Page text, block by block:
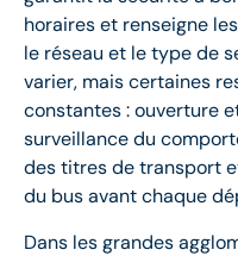
horaires et renseigne
le réseau et le type de
varier, mais certaines
constantes : ouverture
surveillance du
des titres de transport
du bus avant chaque
Dans les grandes